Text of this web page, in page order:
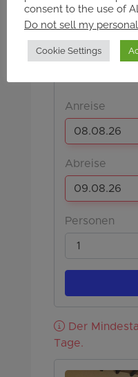
consent to the use of
Do not sell my
Cookie Settings